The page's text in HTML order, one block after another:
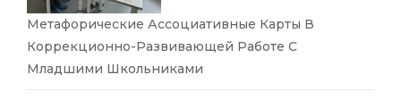
Метафорические Ассоциативные Карты В
Коррекционно-Развивающей Работе С
Младшими Школьниками